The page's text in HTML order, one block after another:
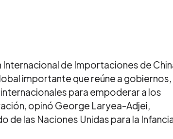
Internacional de Importaciones de
importante que reúne a gobiernos,
para empoderar a los
opinó George Laryea-Adjei,
las Naciones Unidas para la